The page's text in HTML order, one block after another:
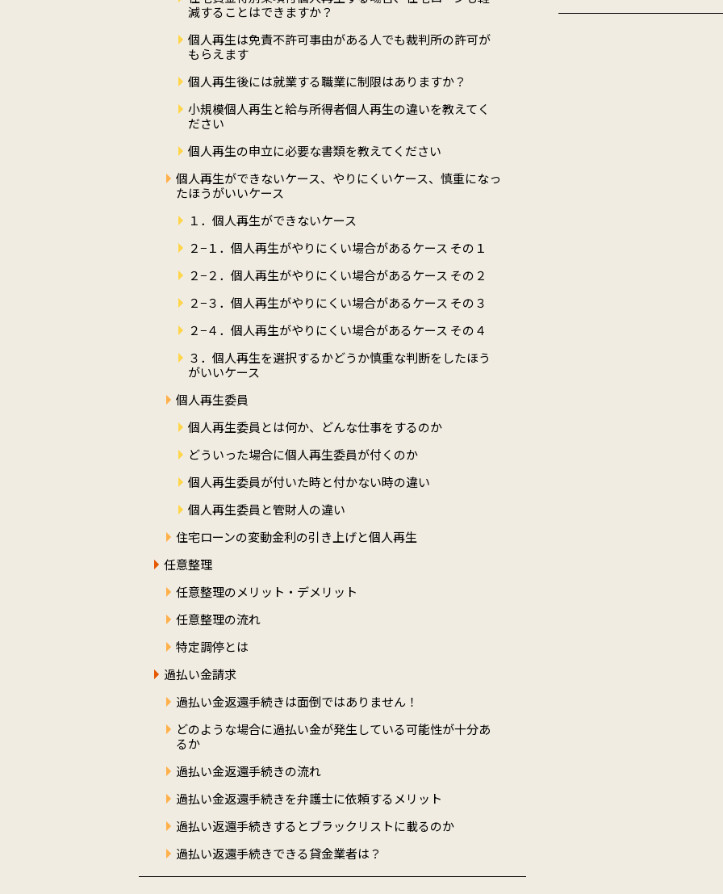
減することはできますか？
個人再生は免責不許可事由がある人でも裁判所の許可が
もらえます
個人再生後には就業する職業に制限はありますか？
小規模個人再生と給与所得者個人再生の違いを教えてく
ださい
個人再生の申立に必要な書類を教えてください
個人再生ができないケース、やりにくいケース、慎重になっ
たほうがいいケース
１．個人再生ができないケース
２−１．個人再生がやりにくい場合があるケース その１
２−２．個人再生がやりにくい場合があるケース その２
２−３．個人再生がやりにくい場合があるケース その３
２−４．個人再生がやりにくい場合があるケース その４
３．個人再生を選択するかどうか慎重な判断をしたほう
がいいケース
個人再生委員
個人再生委員とは何か、どんな仕事をするのか
どういった場合に個人再生委員が付くのか
個人再生委員が付いた時と付かない時の違い
個人再生委員と管財人の違い
住宅ローンの変動金利の引き上げと個人再生
任意整理
任意整理のメリット・デメリット
任意整理の流れ
特定調停とは
過払い金請求
過払い金返還手続きは面倒ではありません！
どのような場合に過払い金が発生している可能性が十分あ
るか
過払い金返還手続きの流れ
過払い金返還手続きを弁護士に依頼するメリット
過払い返還手続きするとブラックリストに載るのか
過払い返還手続きできる貸金業者は？